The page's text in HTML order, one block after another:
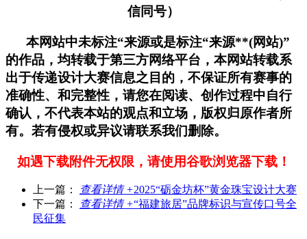
信同号）
本网站中未标注“来源或是标注“来源**(网站)”
的作品，均转载于第三方网络平台，本网站转载系
出于传递设计大赛信息之目的，不保证所有赛事的
准确性、和完整性，请您在阅读、创作过程中自行
确认，不代表本站的观点和立场，版权归原作者所
有。若有侵权或异议请联系我们删除。
如遇下载附件无权限，请使用谷歌浏览器下载！
上一篇： 查看详情 +2025“砺金坊杯”黄金珠宝设计大赛
下一篇：
查看详情 +“福建旅居”品牌标识与宣传口号全
民征集